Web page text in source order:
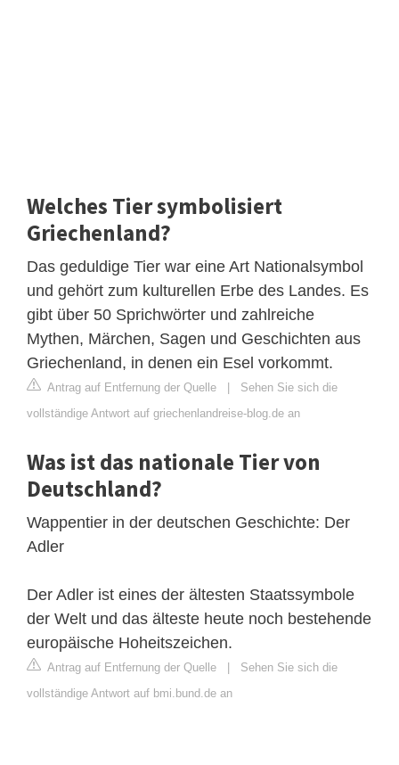
Welches Tier symbolisiert
Griechenland?
Das geduldige Tier war eine Art Nationalsymbol
und gehört zum kulturellen Erbe des Landes. Es
gibt über 50 Sprichwörter und zahlreiche
Mythen, Märchen, Sagen und Geschichten aus
Griechenland, in denen ein Esel vorkommt.
Antrag auf Entfernung der Quelle
Sehen Sie sich die
vollständige Antwort auf griechenlandreise-blog.de an
Was ist das nationale Tier von
Deutschland?
Wappentier in der deutschen Geschichte: Der
Adler
Der Adler ist eines der ältesten Staatssymbole
der Welt und das älteste heute noch bestehende
europäische Hoheitszeichen.
Antrag auf Entfernung der Quelle
Sehen Sie sich die
vollständige Antwort auf bmi.bund.de an